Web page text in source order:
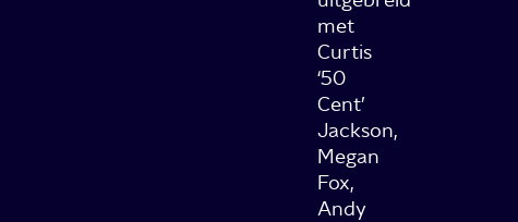
met
Curtis
‘50
Cent’
Jackson,
Megan
Fox,
Andy